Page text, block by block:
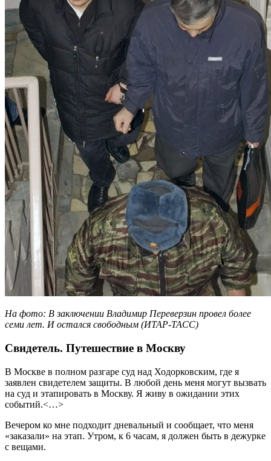
На фото: В заключении Владимир Переверзин провел более
семи лет. И остался свободным (ИТАР-ТАСС)
Свидетель. Путешествие в Москву
В Москве в полном разгаре суд над Ходорковским, где я
заявлен свидетелем защиты. В любой день меня могут вызвать
на суд и этапировать в Москву. Я живу в ожидании этих
событий.<…>
Вечером ко мне подходит дневальный и сообщает, что меня
«заказали» на этап. Утром, к 6 часам, я должен быть в дежурке
с вещами.